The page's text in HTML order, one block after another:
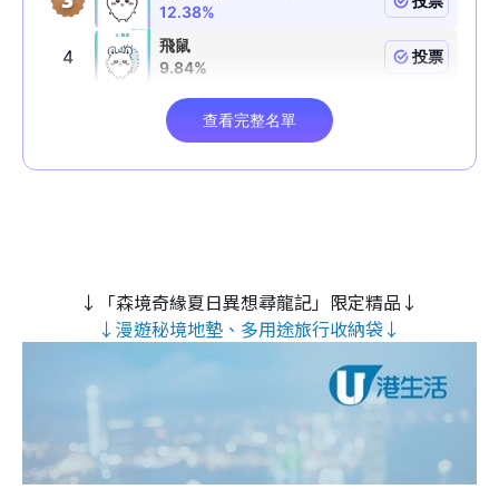
↓「森境奇緣夏日異想尋龍記」限定精品↓
↓漫遊秘境地墊、多用途旅行收納袋↓